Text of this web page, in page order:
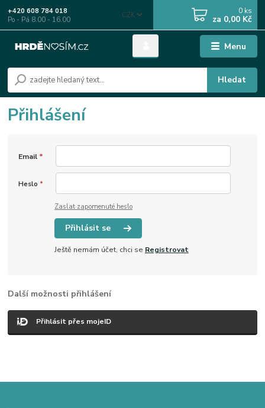
Menu
CZK
Hledat
+420 608 784 018
Po - Pá 8.00 - 16.00
0 ks
za 0,00 Kč
Přihlášení
Email *
Heslo *
Zaslat zapomenuté heslo
Přihlásit se
Ještě nemám účet, chci se Registrovat
Další možnosti přihlášení
Přihlásit přes mojeID